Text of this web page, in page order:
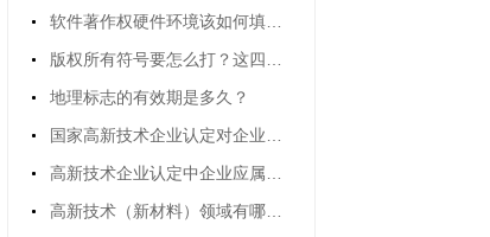
软件著作权硬件环境该如何填写？有什么要求吗？
版权所有符号要怎么打？这四种方法都可以
地理标志的有效期是多久？
国家高新技术企业认定对企业从业人员有哪些要求？(高新技术企业认定条件有哪些)
高新技术企业认定中企业应属的领域及细分行业
高新技术（新材料）领域有哪些？(高新技术领域新材料包括哪些)